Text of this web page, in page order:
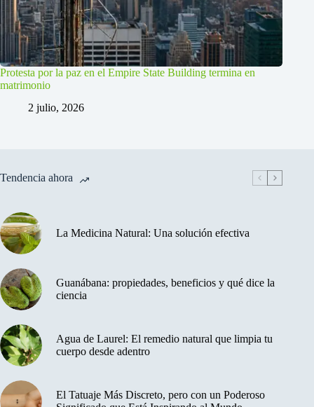
Protesta por la paz en el Empire State Building termina en
matrimonio
2 julio, 2026
Tendencia ahora
La Medicina Natural: Una solución efectiva
Guanábana: propiedades, beneficios y qué dice la
ciencia
Agua de Laurel: El remedio natural que limpia tu
cuerpo desde adentro
El Tatuaje Más Discreto, pero con un Poderoso